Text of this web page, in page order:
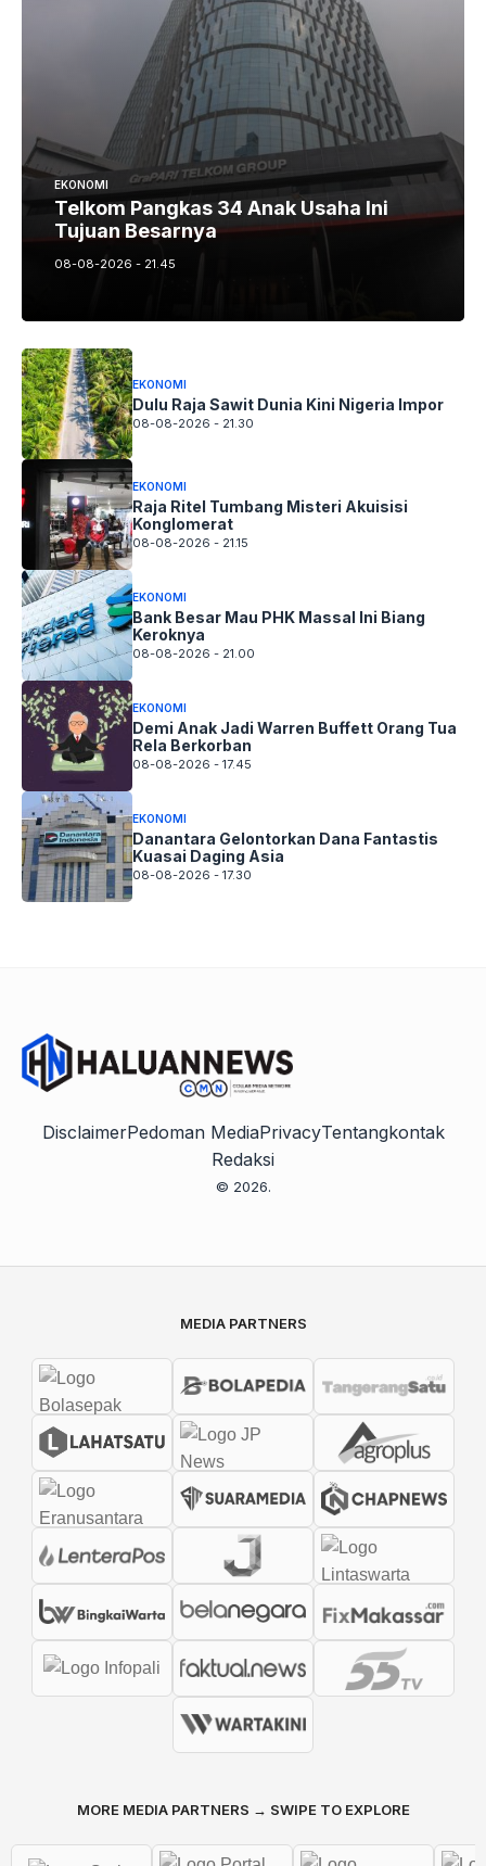
EKONOMI
Telkom Pangkas 34 Anak Usaha Ini
Tujuan Besarnya
08-08-2026 - 21.45
EKONOMI
Dulu Raja Sawit Dunia Kini Nigeria Impor
08-08-2026 - 21.30
EKONOMI
Raja Ritel Tumbang Misteri Akuisisi
Konglomerat
08-08-2026 - 21.15
EKONOMI
Bank Besar Mau PHK Massal Ini Biang
Keroknya
08-08-2026 - 21.00
EKONOMI
Demi Anak Jadi Warren Buffett Orang Tua
Rela Berkorban
08-08-2026 - 17.45
EKONOMI
Danantara Gelontorkan Dana Fantastis
Kuasai Daging Asia
08-08-2026 - 17.30
DisclaimerPedoman MediaPrivacyTentangkontak
Redaksi
© 2026.
MEDIA PARTNERS
MORE MEDIA PARTNERS → SWIPE TO EXPLORE